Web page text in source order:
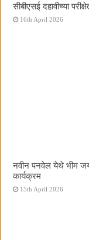
सीबीएसई दहावीच्या
16th April 2026
नवीन पनवेल येथे भीम
कार्यक्रम
15th April 2026